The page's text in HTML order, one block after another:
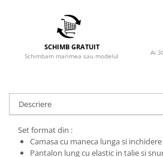
SCHIMB GRATUIT
Schimbam marimea sau modelul
Ai
Descriere
Set format din :
Camasa cu maneca lunga si
Pantalon lung cu elastic in talie si